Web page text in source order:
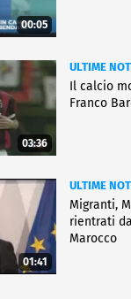
00:05
03:36
ULTIME
Il calcio
Franco
01:41
ULTIME
Migranti,
rientrati
Marocco